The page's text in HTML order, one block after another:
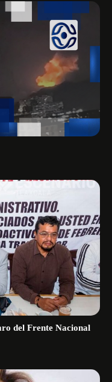
del Frente Nacional